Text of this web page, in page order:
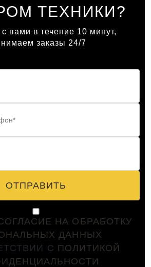
ТЕХНИКИ?
вами в течение 10 минут,
заказы 24/7
ОТПРАВИТЬ
НА ОБРАБОТКУ
ДАННЫХ
С ПОЛИТИКОЙ